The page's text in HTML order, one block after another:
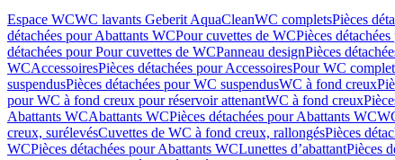
Espace WCWC lavants Geberit AquaCleanWC completsPièces
détachées pour Abattants WCPour cuvettes de WCPièces
détachées pour Pour cuvettes de WCPanneau designPièces
WCAccessoiresPièces détachées pour AccessoiresPour WC
suspendusPièces détachées pour WC suspendusWC à fond creux
pour WC à fond creux pour réservoir attenantWC à fond creux
Abattants WCAbattants WCPièces détachées pour Abattants WC
creux, surélevésCuvettes de WC à fond creux, rallongésPièces
WCPièces détachées pour Abattants WCLunettes d’abattantPièces